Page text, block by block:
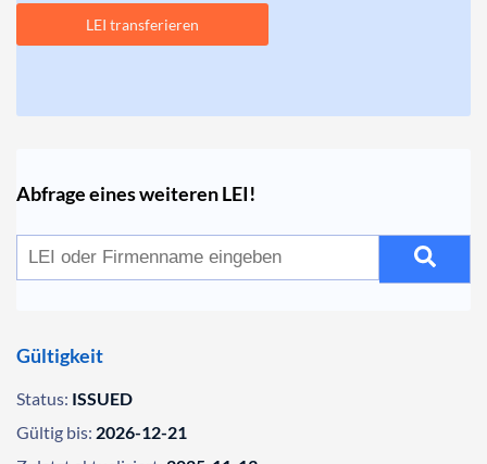
LEI transferieren
Abfrage eines weiteren LEI!
Gültigkeit
Status: ISSUED
Gültig bis: 2026-12-21